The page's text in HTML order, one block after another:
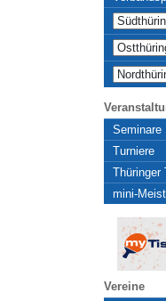
Seminare
Turniere
Thüringer
mini-
Vereine